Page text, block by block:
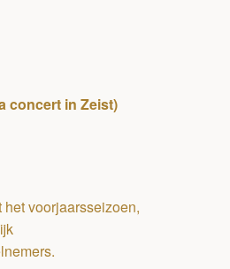
concert in Zeist)
voorjaarsseizoen,